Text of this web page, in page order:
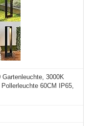
Gartenleuchte, 3000K
60CM IP65,